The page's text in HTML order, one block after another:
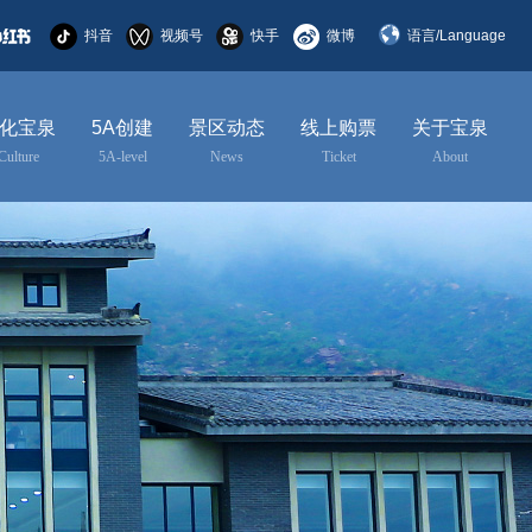
语言/Language
English
抖音 视频号 快手 微博
宝泉 5A创建
5A-level
景区动态
News
线上购票
Ticket
关于宝泉
About